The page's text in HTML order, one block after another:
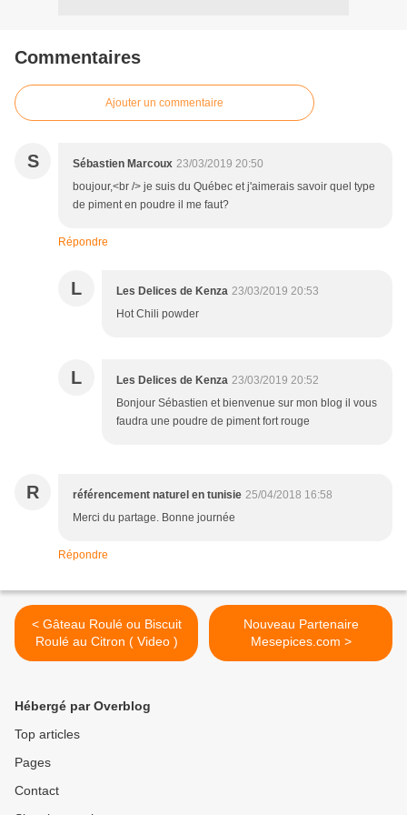
Commentaires
Ajouter un commentaire
S Sébastien Marcoux 23/03/2019 20:50
boujour,<br /> je suis du Québec et j'aimerais savoir quel type
de piment en poudre il me faut?
Répondre
L Les Delices de Kenza 23/03/2019 20:53
Hot Chili powder
L Les Delices de Kenza 23/03/2019 20:52
Bonjour Sébastien et bienvenue sur mon blog il vous
faudra une poudre de piment fort rouge
R référencement naturel en tunisie 25/04/2018 16:58
Merci du partage. Bonne journée
Répondre
< Gâteau Roulé ou Biscuit
Roulé au Citron ( Video )
Nouveau Partenaire
Mesepices.com >
Hébergé par Overblog
Top articles
Pages
Contact